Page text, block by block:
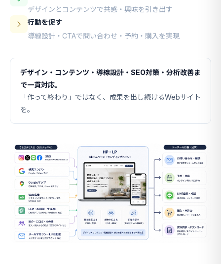
デザインとコンテンツで共感・興味を引き出す
行動を促す
導線設計・CTAで問い合わせ・予約・購入を実現
デザイン・コンテンツ・導線設計・SEO対策・分析改善ま
で一貫対応。
「作って終わり」ではなく、成果を出し続けるWebサイト
を。